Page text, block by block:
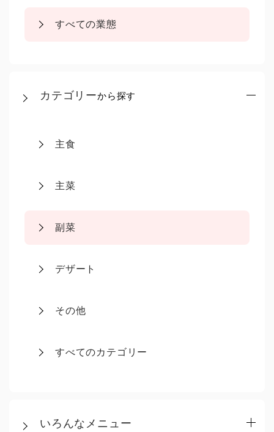
すべての業態
カテゴリーから探す
主食
主菜
副菜
デザート
その他
すべてのカテゴリー
いろんなメニュー